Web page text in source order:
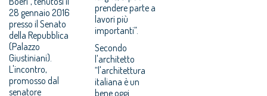
28 gennaio 2016
presso il Senato
della Repubblica
(Palazzo
Giustiniani).
L'incontro,
promosso dal
senatore
prendere parte a
lavori più
importanti”.
Secondo
l'architetto
“l'architettura
italiana è un
bene oggi